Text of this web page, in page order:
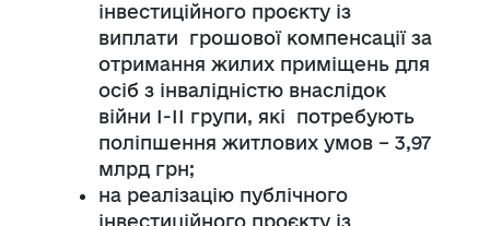
інвестиційного проєкту із
виплати грошової компенсації за
отримання жилих приміщень для
осіб з інвалідністю внаслідок
війни І-ІІ групи, які потребують
поліпшення житлових умов – 3,97
млрд грн;
на реалізацію публічного
інвестиційного проєкту із